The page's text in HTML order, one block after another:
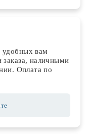
вам
наличными
Оплата по